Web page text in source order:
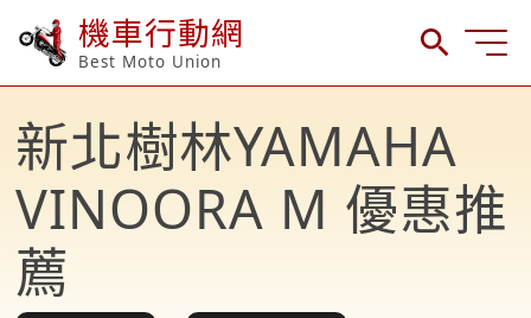
機車行動網
Best Moto Union
新北樹林YAMAHA
VINOORA M 優惠推
薦